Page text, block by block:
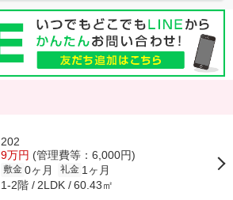
202
9万円 (管理費等：6,000円)
敷金 0ヶ月 礼金 1ヶ月
1-2階 2LDK 60.43㎡